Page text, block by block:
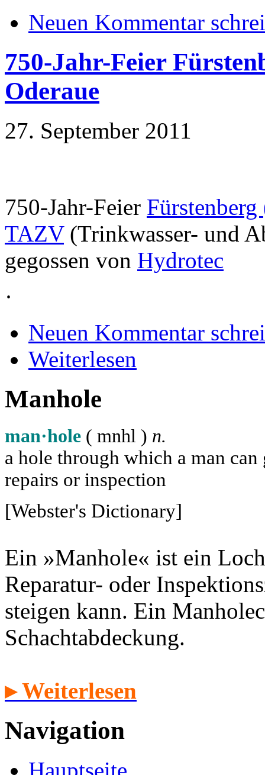
Neuen Kommentar
750-Jahr-Feier
Oderaue
27. September 2011
750-Jahr-Feier
TAZV(Trinkwasser- und
gegossen von Hydrotec
·
Neuen Kommentar
Weiterlesen
Manhole
man·hole ( mnhl ) n.
a hole through which a man
repairs or inspection
[Webster's Dictionary]
Ein »Manhole« ist ein
Reparatur- oder
steigen kann. Ein
Schachtabdeckung.
▸ Weiterlesen
Navigation
Hauptseite